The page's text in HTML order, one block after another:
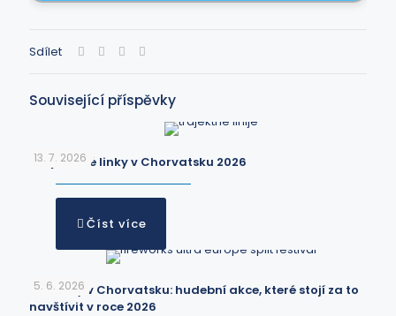
Sdílet
Související příspěvky
13. 7. 2026
Trajektové linky v Chorvatsku 2026
Číst více
5. 6. 2026
Festivaly v Chorvatsku: hudební akce, které stojí za to
navštívit v roce 2026